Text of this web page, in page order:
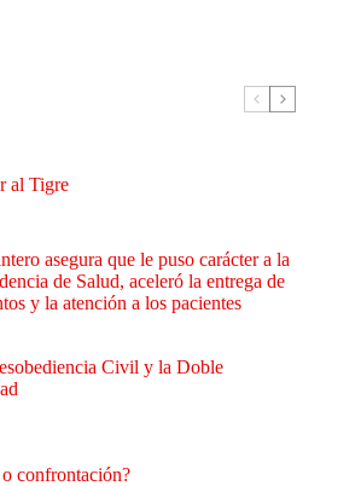
al Tigre
asegura que le puso carácter a la
de Salud, aceleró la entrega de
y la atención a los pacientes
Civil y la Doble
confrontación?